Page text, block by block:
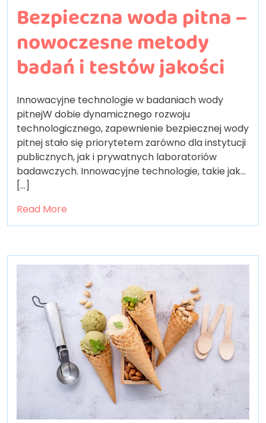
Bezpieczna woda pitna –
nowoczesne metody
badań i testów jakości
Innowacyjne technologie w badaniach wody
pitnejW dobie dynamicznego rozwoju
technologicznego, zapewnienie bezpiecznej wody
pitnej stało się priorytetem zarówno dla instytucji
publicznych, jak i prywatnych laboratoriów
badawczych. Innowacyjne technologie, takie jak…
[...]
Read More